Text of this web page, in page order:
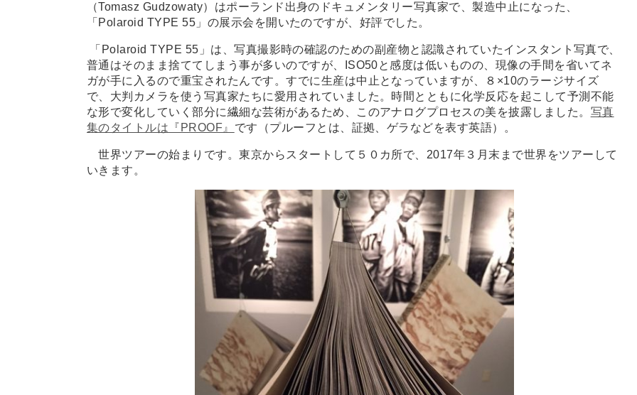
（Tomasz Gudzowaty）はポーランド出身のドキュメンタリー写真家で、製造中止になった、
「Polaroid TYPE 55」の展示会を開いたのですが、好評でした。
「Polaroid TYPE 55」は、写真撮影時の確認のための副産物と認識されていたインスタント写真で、
普通はそのまま捨ててしまう事が多いのですが、ISO50と感度は低いものの、現像の手間を省いてネ
ガが手に入るので重宝されたんです。すでに生産は中止となっていますが、８×10のラージサイズ
で、大判カメラを使う写真家たちに愛用されていました。時間とともに化学反応を起こして予測不能
な形で変化していく部分に繊細な芸術があるため、このアナログプロセスの美を披露しました。 写真
集のタイトルは『PROOF』 です（プルーフとは、証拠、ゲラなどを表す英語）。
世界ツアーの始まりです。東京からスタートして５０カ所で、2017年３月末まで世界をツアーして
いきます。